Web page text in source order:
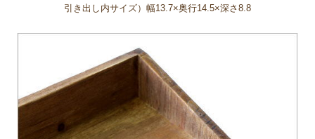
引き出し内サイズ）幅13.7×奥行14.5×深さ8.8